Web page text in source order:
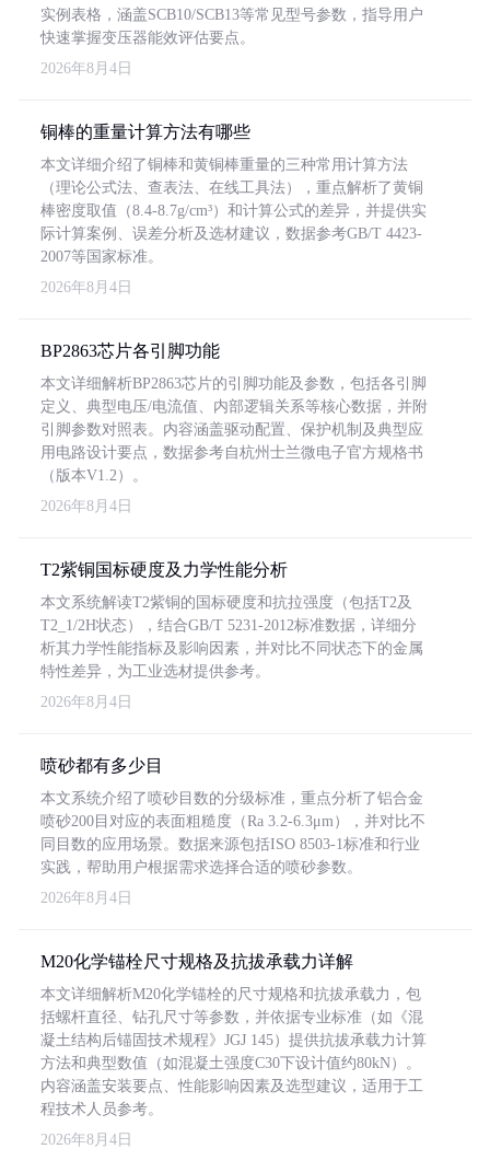
实例表格，涵盖SCB10/SCB13等常见型号参数，指导用户
快速掌握变压器能效评估要点。
2026年8月4日
铜棒的重量计算方法有哪些
本文详细介绍了铜棒和黄铜棒重量的三种常用计算方法
（理论公式法、查表法、在线工具法），重点解析了黄铜
棒密度取值（8.4-8.7g/cm³）和计算公式的差异，并提供实
际计算案例、误差分析及选材建议，数据参考GB/T 4423-
2007等国家标准。
2026年8月4日
BP2863芯片各引脚功能
本文详细解析BP2863芯片的引脚功能及参数，包括各引脚
定义、典型电压/电流值、内部逻辑关系等核心数据，并附
引脚参数对照表。内容涵盖驱动配置、保护机制及典型应
用电路设计要点，数据参考自杭州士兰微电子官方规格书
（版本V1.2）。
2026年8月4日
T2紫铜国标硬度及力学性能分析
本文系统解读T2紫铜的国标硬度和抗拉强度（包括T2及
T2_1/2H状态），结合GB/T 5231-2012标准数据，详细分
析其力学性能指标及影响因素，并对比不同状态下的金属
特性差异，为工业选材提供参考。
2026年8月4日
喷砂都有多少目
本文系统介绍了喷砂目数的分级标准，重点分析了铝合金
喷砂200目对应的表面粗糙度（Ra 3.2-6.3μm），并对比不
同目数的应用场景。数据来源包括ISO 8503-1标准和行业
实践，帮助用户根据需求选择合适的喷砂参数。
2026年8月4日
M20化学锚栓尺寸规格及抗拔承载力详解
本文详细解析M20化学锚栓的尺寸规格和抗拔承载力，包
括螺杆直径、钻孔尺寸等参数，并依据专业标准（如《混
凝土结构后锚固技术规程》JGJ 145）提供抗拔承载力计算
方法和典型数值（如混凝土强度C30下设计值约80kN）。
内容涵盖安装要点、性能影响因素及选型建议，适用于工
程技术人员参考。
2026年8月4日